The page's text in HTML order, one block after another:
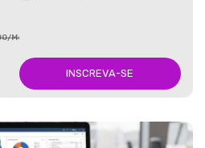
Mês
INSCREVA-SE